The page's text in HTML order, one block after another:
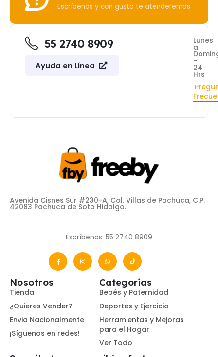
Escríbenos y con gusto te atenderemos.
55 2740 8909
Ayuda en Línea
Lunes
a
-
24
Hrs
Avenida Cisnes Sur #230-A, Col. Villas de Pachuca, C.P.
42083 Pachuca de Soto Hidalgo.
Escríbenos: 55 2740 8909
Nosotros
Tienda
¿Quieres Vender?
Envia Nacionalmente
¡Síguenos en redes!
Categorías
Bebés y Paternidad
Deportes y Ejercicio
Herramientas y Mejoras
para el Hogar
Ver Todo